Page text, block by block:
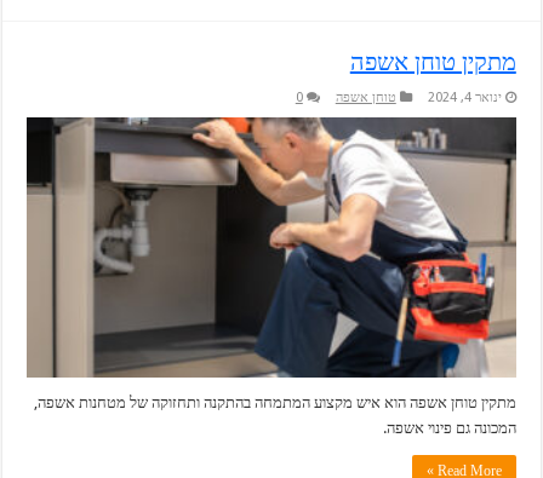
מתקין טוחן אשפה
ינואר 4, 2024 טוחן אשפה 0
מתקין טוחן אשפה הוא איש מקצוע המתמחה בהתקנה ותחזוקה של מטחנות אשפה,
המכונה גם פינוי אשפה.
Read More »